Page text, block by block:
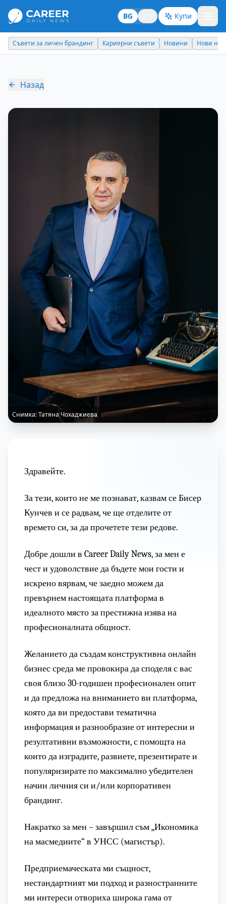
BG Купи
Съвети за личен брандинг Кариерни съвети Новини Нови
Назад
Снимка:Татяна Чохаджиева
Здравейте.
За тези, които не ме познават, казвам се Бисер
Кунчев и се радвам, че ще отделите от
времето си, за да прочетете тези редове.
Добре дошли в Career Daily News, за мен е
чест и удоволствие да бъдете мои гости и
искрено вярвам, че заедно можем да
превърнем настоящата платформа в
идеалното място за престижна изява на
професионалната общност.
Желанието да създам конструктивна онлайн
бизнес среда ме провокира да споделя с вас
своя близо 30-годишен професионален опит
и да предложа на вниманието ви платформа,
която да ви предостави тематична
информация и разнообразие от интересни и
резултативни възможности, с помощта на
които да изградите, развиете, презентирате и
популяризирате по максимално убедителен
начин личния си и/или корпоративен
брандинг.
Накратко за мен – завършил съм „Икономика
на масмедиите“ в УНСС (магистър).
Предприемаческата ми същност,
нестандартният ми подход и разностранните
ми интереси отвориха широка гама от